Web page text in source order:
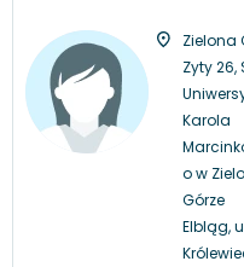
Zielona
Zyty 26,
Karola
o w
Górze
Elbląg,